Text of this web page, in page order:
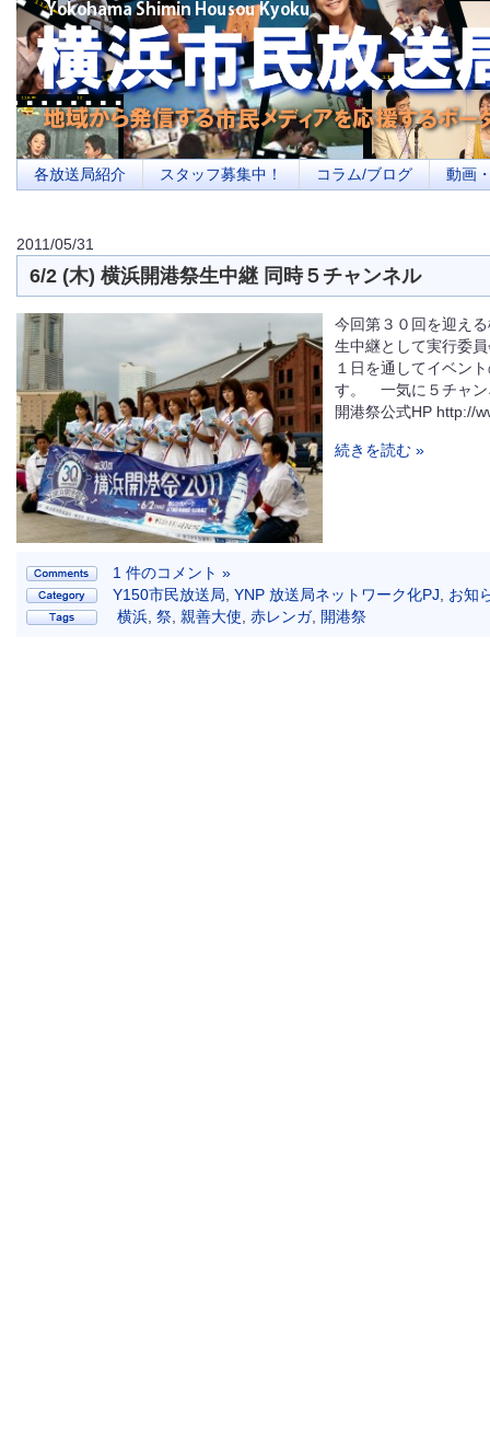
横浜の地域メディア、地域・市民・放送局・メディアを応援するポータルサ
を目指します
各放送局紹介 スタッフ募集中！ コラム/ブログ 動画
2011/05/31
6/2 (木) 横浜開港祭生中継 同時５チャンネル
今回第３０回を迎え
生中継として実行委
１日を通してイベン
す。 一気に５チャン
開港祭公式HP http://
続きを読む »
1 件のコメント »
Y150市民放送局 YNP 放送局ネットワーク化PJ
お知
横浜 祭 親善大使 赤レンガ, 開港祭